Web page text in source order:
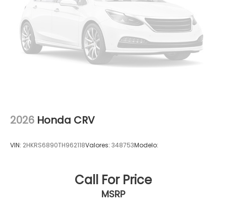
2026 Honda CRV
VIN: 2HKRS6890TH962118Valores: 348753Modelo:
Call For Price
MSRP